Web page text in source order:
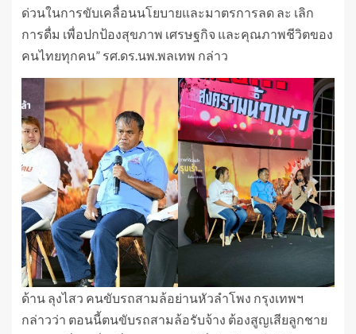
ด่วนในการขับเคลื่อนนโยบายและมาตรการลด ละ เลิก
การดื่ม เพื่อปกป้องสุขภาพ เศรษฐกิจ และคุณภาพชีวิตของ
คนไทยทุกคน” รศ.ดร.นพ.พลเทพ กล่าว
ด้าน ลุงไสว คนขับรถสามล้อย่านหัวลำโพง กรุงเทพฯ
กล่าวว่า ตอนนี้ตนขับรถสามล้อรับจ้าง ต้องสูญเสียลูกชาย